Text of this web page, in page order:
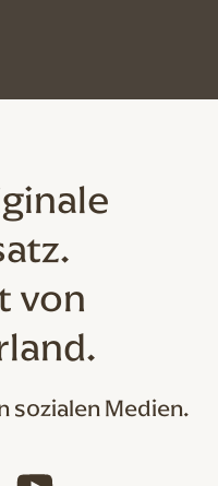
von
sozialen Medien.